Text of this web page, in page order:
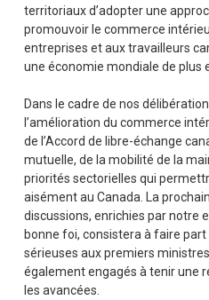
territoriaux d’adopter une
promouvoir le commerce
entreprises et aux travailleurs
une économie mondiale de plus
Dans le cadre de nos
l’amélioration du commerce
de l’Accord de libre-échange
mutuelle, de la mobilité de la
priorités sectorielles qui
aisément au Canada. La
discussions, enrichies par notre
bonne foi, consistera à faire
sérieuses aux premiers
également engagés à tenir une
les avancées.